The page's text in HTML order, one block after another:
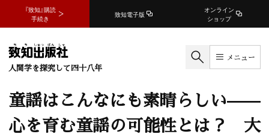
『致知』購読
手続き
致知電子版
オンライン
ショップ
人間学を探究して四十八年
メニュー
童謡はこんなにも素晴らしい——
心を育む童謡の可能性とは？ 大